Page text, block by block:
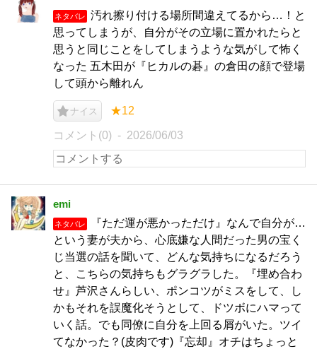
ネタバレ
汚れ擦り付ける場所間違えてるから…！と
思ってしまうが、自分がその立場に置かれたらと
思うと同じことをしてしまうような気がして怖く
なった 五木田が『ヒカルの碁』の倉田の顔で登場
して頭から離れん
ナイス ★12
コメント(0) 2026/06/03
emi
ネタバレ
『ただ運が悪かっただけ』なんで自分が…
という妻が夫から、心底嫌な人間だった男の宝く
じ当選の話を聞いて、どんな気持ちになるだろう
と、こちらの気持ちもグラグラした。『埋め合わ
せ』芦沢さんらしい、ポンコツがミスをして、し
かもそれを誤魔化そうとして、ドツボにハマって
いく話。でも同僚に自分を上回る屑がいた。ツイ
てなかった？(皮肉です)『忘却』オチはちょっと